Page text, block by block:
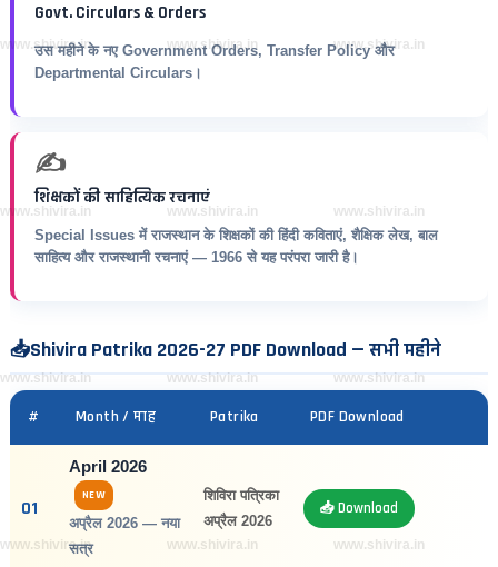
Govt. Circulars & Orders
उस महीने के नए Government Orders, Transfer Policy और
Departmental Circulars।
✍️
शिक्षकों की साहित्यिक रचनाएं
Special Issues में राजस्थान के शिक्षकों की हिंदी कविताएं, शैक्षिक लेख, बाल
साहित्य और राजस्थानी रचनाएं — 1966 से यह परंपरा जारी है।
📥Shivira Patrika 2026-27 PDF Download — सभी महीने
# Month / माह Patrika PDF Download
01
April 2026
NEW
अप्रैल 2026 — नया
सत्र
शिविरा पत्रिका
अप्रैल 2026
📥 Download
www.shivira.in
www.shivira.in
www.shivira.in
www.shivira.in
www.shivira.in
www.shivira.in
www.shivira.in
www.shivira.in
www.shivira.in
www.shivira.in
www.shivira.in
www.shivira.in